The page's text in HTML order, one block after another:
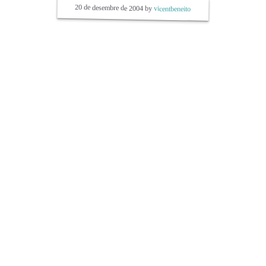
20 de desembre de 2004 byvicentbeneito